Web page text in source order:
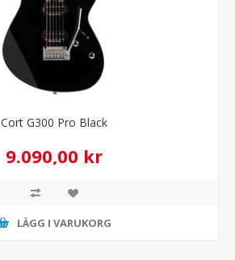
Cort G300 Pro Black
9.090,00 kr
LÄGG I VARUKORG